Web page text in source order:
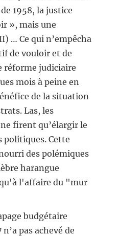
1958, la justice
», mais une
… Ce qui n’empêcha
de vouloir et de
réforme judiciaire
mois à peine en
de la situation
Las, les
firent qu’élargir le
politiques. Cette
des polémiques
harangue
l'affaire du "mur
budgétaire
pas achevé de